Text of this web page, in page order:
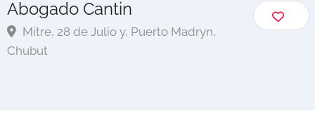
Abogado Cantin
Mitre, 28 de Julio y, Puerto Madryn,
Chubut